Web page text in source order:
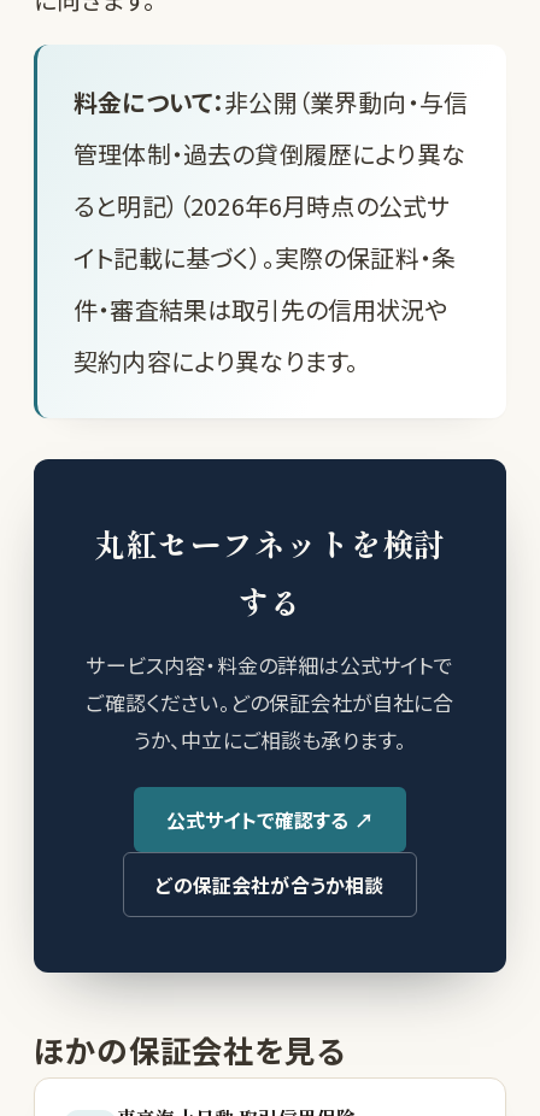
料金について：非公開（業界動向・与信
管理体制・過去の貸倒履歴により異な
ると明記）（2026年6月時点の公式サ
イト記載に基づく）。実際の保証料・条
件・審査結果は取引先の信用状況や
契約内容により異なります。
丸紅セーフネットを検討
する
サービス内容・料金の詳細は公式サイトで
ご確認ください。どの保証会社が自社に合
うか、中立にご相談も承ります。
公式サイトで確認する ↗
どの保証会社が合うか相談
ほかの保証会社を見る